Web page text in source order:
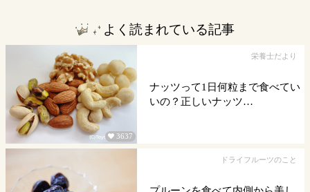
よく読まれている記事
 3637
栄養士だより
ナッツって1日何粒まで食べてい
いの？正しいナッツ…
ドライフルーツのこと